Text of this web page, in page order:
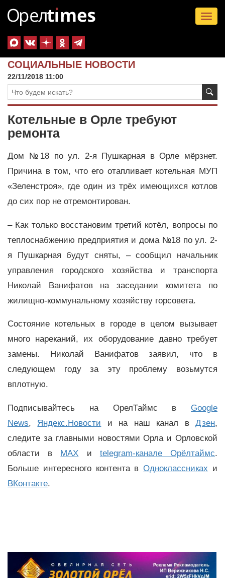
СОЦИАЛЬНЫЕ НОВОСТИ
22/11/2018 11:00
Котельные в Орле требуют
ремонта
Дом №18 по ул. 2-я Пушкарная в Орле мёрзнет.
Причина в том, что его отапливает котельная МУП
«Зеленстроя», где один из трёх имеющихся котлов
до сих пор не отремонтирован.
– Как только восстановим третий котёл, вопросы по
теплоснабжению предприятия и дома №18 по ул. 2-
я Пушкарная будут сняты, – сообщил начальник
управления городского хозяйства и транспорта
Николай Ванифатов на заседании комитета по
жилищно-коммунальному хозяйству горсовета.
Состояние котельных в городе в целом вызывает
много нареканий, их оборудование давно требует
замены. Николай Ванифатов заявил, что в
следующем году за эту проблему возьмутся
вплотную.
Подписывайтесь на ОрелТаймс в Google
News, Яндекс.Новости и на наш канал вДзен,
следите за главными новостями Орла и Орловской
области в MAX и telegram-канале Орёлтаймс.
Больше интересного контента вОдноклассниках и
ВКонтакте.